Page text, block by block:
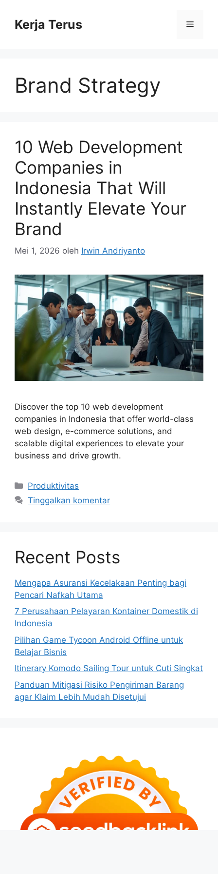
Kerja Terus Menu
Brand Strategy
10 Web Development
Companies in
Indonesia That Will
Instantly Elevate Your
Brand
Mei 1, 2026 oleh Irwin Andriyanto
Discover the top 10 web development
companies in Indonesia that offer world-class
web design, e-commerce solutions, and
scalable digital experiences to elevate your
business and drive growth.
Kategori
Produktivitas
Tinggalkan komentar
Recent Posts
Mengapa Asuransi Kecelakaan Penting bagi
Pencari Nafkah Utama
7 Perusahaan Pelayaran Kontainer Domestik di
Indonesia
Pilihan Game Tycoon Android Offline untuk
Belajar Bisnis
Itinerary Komodo Sailing Tour untuk Cuti Singkat
Panduan Mitigasi Risiko Pengiriman Barang
agar Klaim Lebih Mudah Disetujui